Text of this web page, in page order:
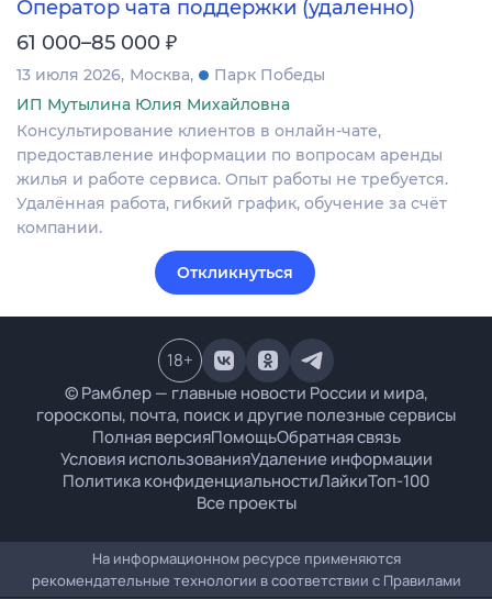
Оператор чата поддержки (удаленно)
61 000–85 000 ₽
13 июля 2026 Москва
Парк Победы
ИП Мутылина Юлия Михайловна
Консультирование клиентов в онлайн-чате,
предоставление информации по вопросам аренды
жилья и работе сервиса. Опыт работы не требуется.
Удалённая работа, гибкий график, обучение за счёт
компании.
Откликнуться
© Рамблер — главные новости России и мира,
гороскопы, почта, поиск и другие полезные сервисы
Полная версияПомощьОбратная связь
Условия использованияУдаление информации
Политика конфиденциальностиЛайкиТоп-100
Все проекты
18+
На информационном ресурсе применяются
рекомендательные технологии в соответствии с Правилами